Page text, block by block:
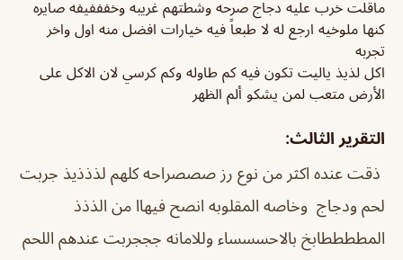
ماقلت خرب عليه دجاج صرحه وشطتهم غريبه وخفففيفه صايره
كنها ملوخيه ارجع له لا طبعاً فيه خيارات افضل منه اول واخر
تجربه
اكل لذيذ ياليت تكون فيه كم طاوله وكم كرسي لان الاكل على
الأرض متعب لمن يشكو ألم الظهر
التقرير الثالث:
ذقت عنده اكثر من نوع رز صصصراحه كلهم لذذذيذ جربت
لحم ودجاج وخاصه المقلوبه انصح فيهاا من الذذذ
المططططابخ بالاحسسساء وللامانه جججربت عندهم اللحم